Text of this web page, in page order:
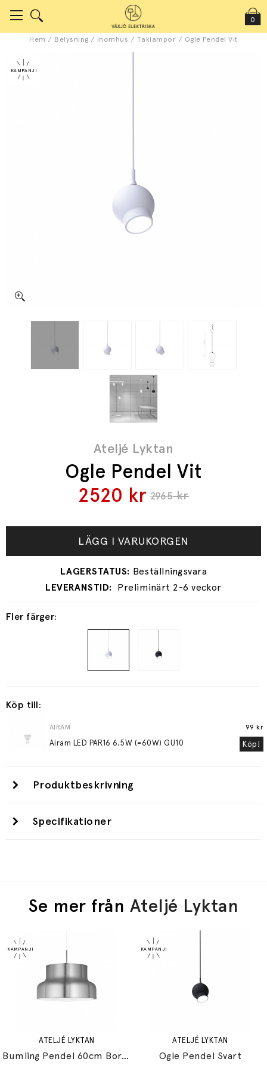
0
Hem / Belysning / Inomhus / Taklampor / Ogle Pendel Vit
Ateljé Lyktan
Ogle Pendel Vit
2965kr
2520 kr
Fler färger:
LÄGG I VARUKORGEN
Preliminärt 2-6 veckor
Köp till:
AIRAM
Airam LED PAR16 6,5W (=60W) GU10
99 kr
Köp!
Produktbeskrivning
Specifikationer
Se mer från Ateljé Lyktan
ATELJÉ LYKTAN
Bumling Pendel 60cm Borstad Aluminium
ATELJÉ LYKTAN
Ogle Pendel Svart